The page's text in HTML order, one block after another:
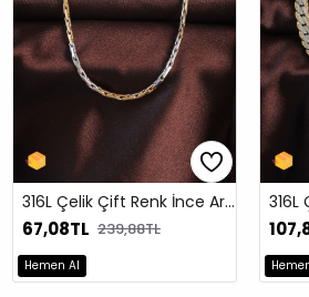
316L Çelik Çift Renk İnce Arnavut Zinciri Tasarımlı Kolye
67,08TL 239,88TL
Hemen Al